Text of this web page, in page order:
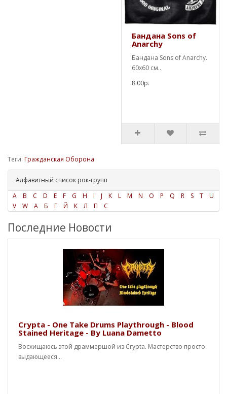
Бандана Sons of
Anarchy
Бандана Sons of Anarchy.
60х60 см..
8.00р.
Теги: Гражданская Оборона
Алфавитный список рок-групп
A
B C D E F G H I J K L M N O P Q R S T
U
V
W А Б Г Й К Л П С
Последние Новости
Crypta - One Take Drums Playthrough - Blood
Stained Heritage - By Luana Dametto
Восхищаюсь этой драммершой из Crypta. Мастерство просто
выдающееся...